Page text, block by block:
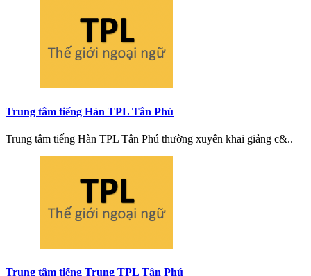
Trung tâm tiếng Hàn TPL Tân Phú
Trung tâm tiếng Hàn TPL Tân Phú thường xuyên khai giảng c&..
Trung tâm tiếng Trung TPL Tân Phú